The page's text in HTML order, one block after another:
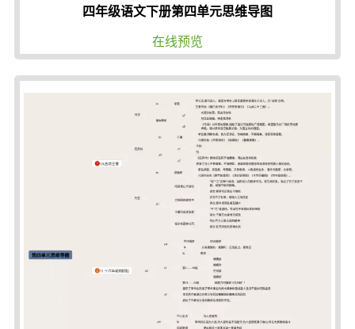
四年级语文下册第四单元思维导图
在线预览